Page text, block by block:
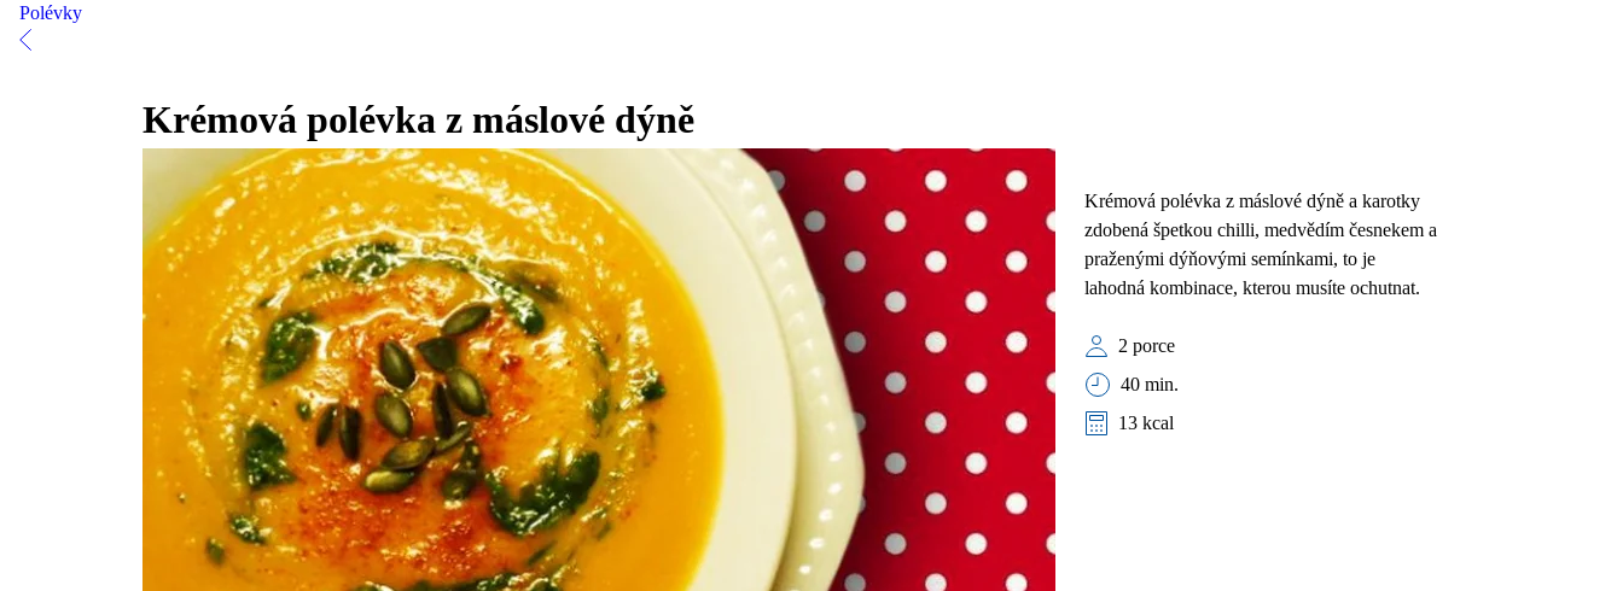
Polévky
Krémová polévka z máslové dýně
Krémová polévka z máslové dýně a karotky
zdobená špetkou chilli, medvědím česnekem a
praženými dýňovými semínkami, to je
lahodná kombinace, kterou musíte ochutnat.
2 porce
40 min.
13 kcal